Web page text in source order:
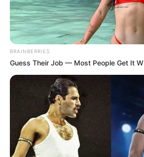
Διέρρευσε η κρίσιμη
συμφωνία ΕΕ – Pfizer
Μια
ανάλυση
Πούτιν..
BRAINBERRIES
Guess Their Job — Most People Get It